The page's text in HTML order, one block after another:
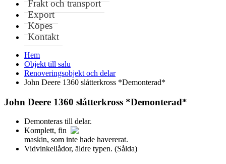
Frakt och transport
Export
Köpes
Kontakt
Hem
Objekt till salu
Renoveringsobjekt och delar
John Deere 1360 slåtterkross *Demonterad*
John Deere 1360 slåtterkross *Demonterad*
Demonteras till delar.
Komplett, fin
maskin, som inte hade havererat.
Vidvinkellådor, äldre typen. (Sålda)